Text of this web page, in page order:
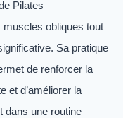
Pilates
muscles obliques tout
Sa pratique
de renforcer la
et d’améliorer la
dans une routine